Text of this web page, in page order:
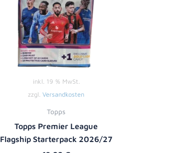
inkl. 19 % MwSt.
zzgl. Versandkosten
Topps
Topps Premier League
Flagship Starterpack 2026/27